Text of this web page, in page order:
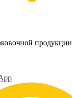
продукции